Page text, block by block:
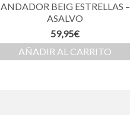
ANDADOR BEIG ESTRELLAS –
ASALVO
59,95€
AÑADIR AL CARRITO